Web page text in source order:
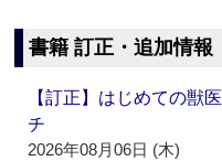
書籍 訂正・追加情報
【訂正】はじめての
チ
2026年08月06日 (木)